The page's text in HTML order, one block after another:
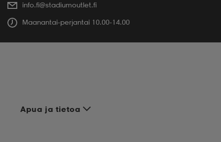
info.fi@stadiumoutlet.fi
Maanantai-perjantai 10.00-14.00
Apua ja tietoa